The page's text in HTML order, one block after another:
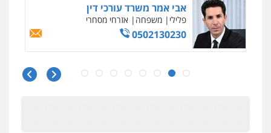
אבי אמר משרד עורכי דין
פלילי משפחה אזרחי מסחרי
0502130230
עו"ד בן ממן
סייבר